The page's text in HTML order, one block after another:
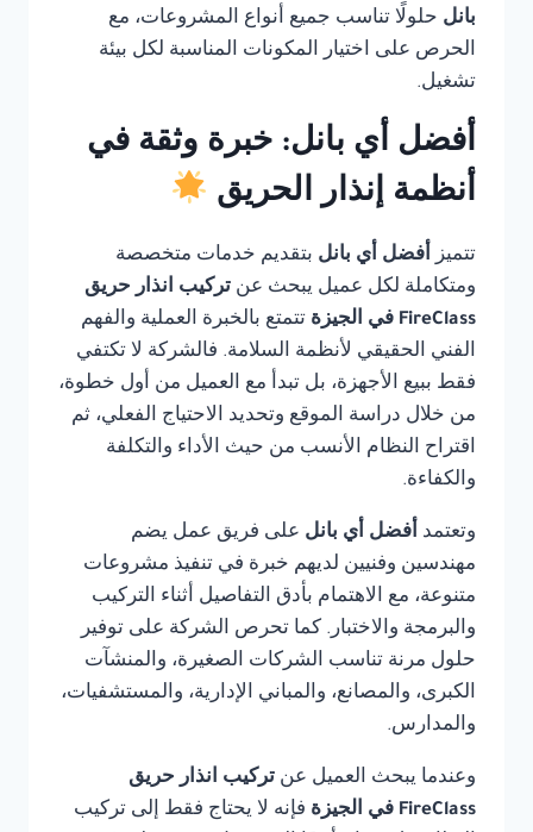
بانل حلولًا تناسب جميع أنواع المشروعات، مع
الحرص على اختيار المكونات المناسبة لكل بيئة
تشغيل.
أفضل أي بانل: خبرة وثقة في
أنظمة إنذار الحريق
تتميز أفضل أي بانل بتقديم خدمات متخصصة
ومتكاملة لكل عميل يبحث عن تركيب انذار حريق
FireClass في الجيزة
تتمتع بالخبرة العملية والفهم
الفني الحقيقي لأنظمة السلامة. فالشركة لا تكتفي
فقط ببيع الأجهزة، بل تبدأ مع العميل من أول خطوة،
من خلال دراسة الموقع وتحديد الاحتياج الفعلي، ثم
اقتراح النظام الأنسب من حيث الأداء والتكلفة
والكفاءة.
وتعتمد أفضل أي بانل على فريق عمل يضم
مهندسين وفنيين لديهم خبرة في تنفيذ مشروعات
متنوعة، مع الاهتمام بأدق التفاصيل أثناء التركيب
والبرمجة والاختبار. كما تحرص الشركة على توفير
حلول مرنة تناسب الشركات الصغيرة، والمنشآت
الكبرى، والمصانع، والمباني الإدارية، والمستشفيات،
والمدارس.
وعندما يبحث العميل عن تركيب انذار حريق
FireClass في الجيزة
فإنه لا يحتاج فقط إلى تركيب